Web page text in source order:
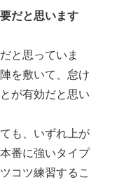
だと思います
と思っていま
を敷いて、怠け
が有効だと思い
も、いずれ上が
番に強いタイプ
コツ練習するこ